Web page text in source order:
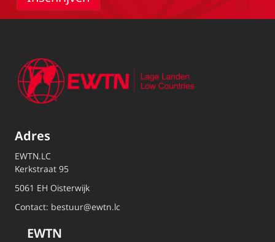
Adres
EWTN.LC
Kerkstraat 95
5061 EH Oisterwijk
Contact: bestuur@ewtn.lc
EWTN